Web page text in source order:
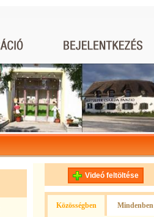
Videó feltöltése
Közösségben Mindenben